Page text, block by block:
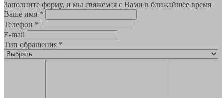
Заполните форму, и мы свяжемся с Вами в ближайшее время
Ваше имя *
Телефон *
E-mail
Тип обращения *